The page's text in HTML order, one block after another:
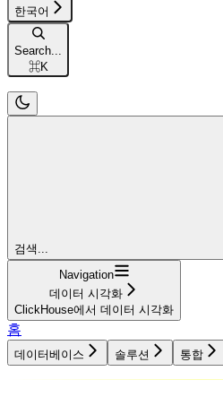
한국어
Search...
⌘K
검색...
Navigation
데이터 시각화
ClickHouse에서 데이터 시각화
홈
데이터베이스 솔루션 통합